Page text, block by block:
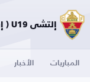
إلتشي U19 ( إسبانيا )
المباريات الأخبار